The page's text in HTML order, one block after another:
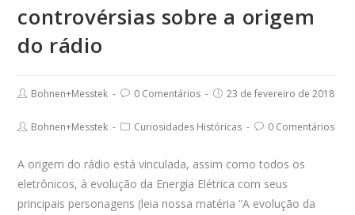
controvérsias sobre a origem
do rádio
PostBohnen+Messtek
Post0 Comentários
Post23 de fevereiro de 2018
PostBohnen+Messtek
PostCuriosidades Históricas
Post0 Comentários
A origem do rádio está vinculada, assim como todos os
eletrônicos, à evolução da Energia Elétrica com seus
principais personagens (leia nossa matéria “A evolução da